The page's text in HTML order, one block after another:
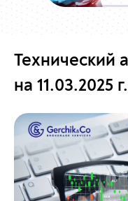
Технический
на 11.03.2025 г.